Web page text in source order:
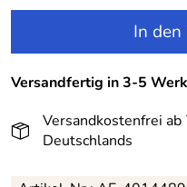
In
Versandfertig in 3-5
Versandkostenfrei
Deutschlands